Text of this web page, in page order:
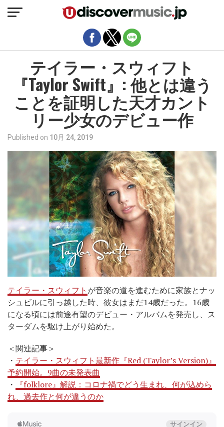
テイラー・スウィフト
『Taylor Swift』: 他とは違う
ことを証明した天才カント
リー少女のデビュー作
Published on 10月 24, 2019
テイラー・スウィフト が音楽の道を進むために家族とナッ
シュビルに引っ越した時、彼女はまだ14歳だった。16歳
になる頃には前途有望のデビュー・アルバムを発売し、ス
ターダムを駆け上がり始めた。
＜関連記事＞
・ テイラー・スウィフト最新作『Red (Taylor’s Version)』
予約開始。9曲の未発表曲
・
『folklore』解説：コロナ禍でどう生まれ、何が込めら
れ、過去作と何が違うのか
モバイルバージョンを終了